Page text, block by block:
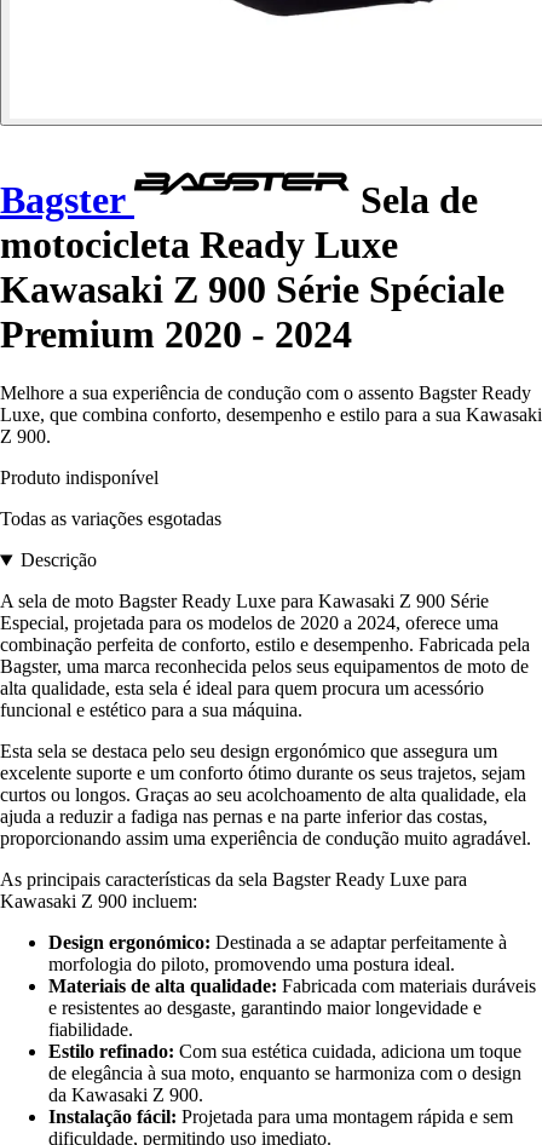
Bagster
Sela de
motocicleta Ready Luxe
Kawasaki Z 900 Série Spéciale
Premium 2020 - 2024
Melhore a sua experiência de condução com o assento Bagster Ready
Luxe, que combina conforto, desempenho e estilo para a sua Kawasaki
Z 900.
Produto indisponível
Todas as variações esgotadas
Descrição
A sela de moto Bagster Ready Luxe para Kawasaki Z 900 Série
Especial, projetada para os modelos de 2020 a 2024, oferece uma
combinação perfeita de conforto, estilo e desempenho. Fabricada pela
Bagster, uma marca reconhecida pelos seus equipamentos de moto de
alta qualidade, esta sela é ideal para quem procura um acessório
funcional e estético para a sua máquina.
Esta sela se destaca pelo seu design ergonómico que assegura um
excelente suporte e um conforto ótimo durante os seus trajetos, sejam
curtos ou longos. Graças ao seu acolchoamento de alta qualidade, ela
ajuda a reduzir a fadiga nas pernas e na parte inferior das costas,
proporcionando assim uma experiência de condução muito agradável.
As principais características da sela Bagster Ready Luxe para
Kawasaki Z 900 incluem:
Design ergonómico: Destinada a se adaptar perfeitamente à
morfologia do piloto, promovendo uma postura ideal.
Materiais de alta qualidade: Fabricada com materiais duráveis
e resistentes ao desgaste, garantindo maior longevidade e
fiabilidade.
Estilo refinado: Com sua estética cuidada, adiciona um toque
de elegância à sua moto, enquanto se harmoniza com o design
da Kawasaki Z 900.
Instalação fácil: Projetada para uma montagem rápida e sem
dificuldade, permitindo uso imediato.